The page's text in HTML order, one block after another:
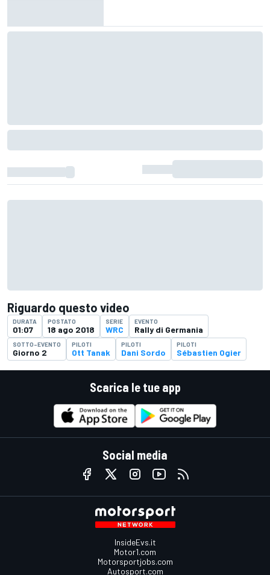
Riguardo questo video
DURATA
01:07
POSTATO
18 ago 2018
SERIE
WRC
EVENTO
Rally di Germania
SOTTO-EVENTO
Giorno 2
PILOTI
Ott Tanak
PILOTI
Dani Sordo
PILOTI
Sébastien Ogier
Scarica le tue app
Social media
InsideEvs.it
Motor1.com
Motorsportjobs.com
Autosport.com